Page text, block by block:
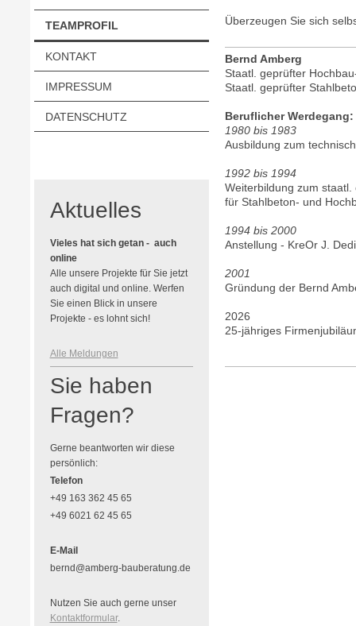
TEAMPROFIL
KONTAKT
IMPRESSUM
DATENSCHUTZ
Aktuelles
Vieles hat sich getan - auch
online
Alle unsere Projekte für Sie jetzt
auch digital und online. Werfen
Sie einen Blick in unsere
Projekte - es lohnt sich!
Alle Meldungen
Sie haben
Fragen?
Gerne beantworten wir diese
persönlich:
Telefon
+49 163 362 45 65
+49 6021 62 45 65
E-Mail
bernd@amberg-bauberatung.de
Nutzen Sie auch gerne unser
Kontaktformular.
Überzeugen Sie sich
Bernd Amberg
Staatl. geprüfter
Staatl. geprüfter
Beruflicher Werdegang:
1980 bis 1983
Ausbildung zum
1992 bis 1994
Weiterbildung zum
für Stahlbeton- und
1994 bis 2000
Anstellung - KreOr J.
2001
Gründung der Bernd
2026
25-jähriges